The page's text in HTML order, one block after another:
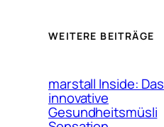
WEITERE BEITRÄGE
marstall Inside: Das
innovative
Gesundheitsmüsli